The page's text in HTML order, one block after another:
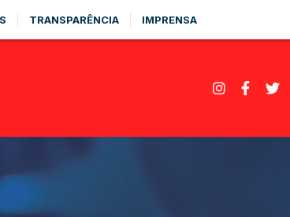
TRANSPARÊNCIA IMPRENSA